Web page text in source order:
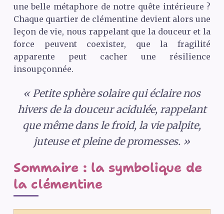
une belle métaphore de notre quête intérieure ?
Chaque quartier de clémentine devient alors une
leçon de vie, nous rappelant que la douceur et la
force peuvent coexister, que la fragilité
apparente peut cacher une résilience
insoupçonnée.
« Petite sphère solaire qui éclaire nos
hivers de la douceur acidulée, rappelant
que même dans le froid, la vie palpite,
juteuse et pleine de promesses. »
Sommaire : la symbolique de
la clémentine